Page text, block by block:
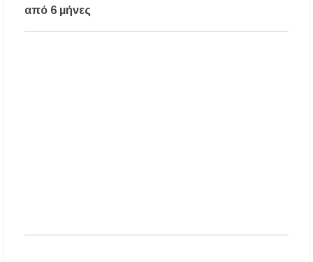
Ιερά Πανήγυρις: Κοιμήσεως Θεοτόκου
Πορταριάς Χαλκιδικής
από 6 μήνες